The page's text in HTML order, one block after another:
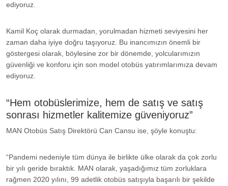
ediyoruz.
Kamil Koç olarak durmadan, yorulmadan hizmeti seviyesini her
zaman daha iyiye doğru taşıyoruz. Bu inancımızın önemli bir
göstergesi olarak, böylesine zor bir dönemde, yolcularımızın
güvenliği ve konforu için son model otobüs yatırımlarımıza devam
ediyoruz.
“Hem otobüslerimize, hem de satış ve satış
sonrası hizmetler kalitemize güveniyoruz”
MAN Otobüs Satış Direktörü Can Cansu ise, şöyle konuştu:
“Pandemi nedeniyle tüm dünya ile birlikte ülke olarak da çok zorlu
bir yılı geride bıraktık. MAN olarak, yaşadığımız tüm zorluklara
rağmen 2020 yılını, 99 adetlik otobüs satışıyla başarılı bir şekilde